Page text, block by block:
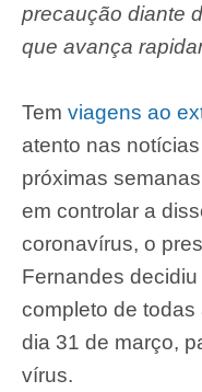
precaução diante
que avança
Tem viagens ao
atento nas
próximas
em controlar a
coronavírus, o
Fernandes
completo de
dia 31 de março,
vírus.